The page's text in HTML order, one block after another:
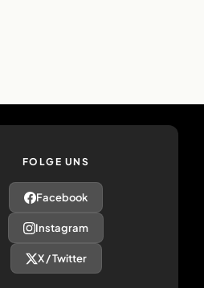
FOLGE UNS
Facebook
Instagram
X / Twitter